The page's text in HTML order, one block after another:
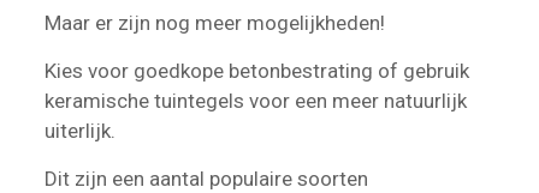
Maar er zijn nog meer mogelijkheden!
Kies voor goedkope betonbestrating of gebruik
keramische tuintegels voor een meer natuurlijk
uiterlijk.
Dit zijn een aantal populaire soorten